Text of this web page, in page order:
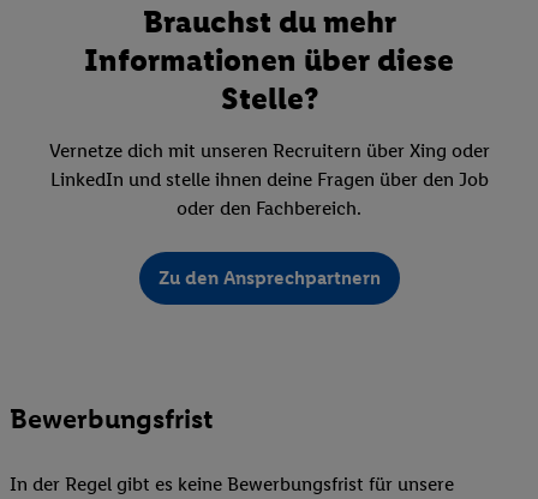
Brauchst du mehr
Informationen über diese
Stelle?
Vernetze dich mit unseren Recruitern über Xing oder
LinkedIn und stelle ihnen deine Fragen über den Job
oder den Fachbereich.
Zu den Ansprechpartnern
Bewerbungsfrist
In der Regel gibt es keine Bewerbungsfrist für unsere